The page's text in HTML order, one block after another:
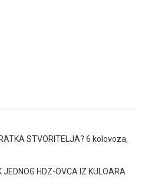
STVORITELJA? 6 kolovoza,
JEDNOG HDZ-OVCA IZ KULOARA